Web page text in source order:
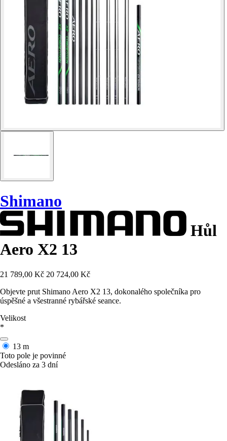
Shimano
Hůl
Aero X2 13
21 789,00 Kč 20 724,00 Kč
Objevte prut Shimano Aero X2 13, dokonalého společníka pro
úspěšné a všestranné rybářské seance.
Velikost
*
13 m
Toto pole je povinné
Odesláno za 3 dní